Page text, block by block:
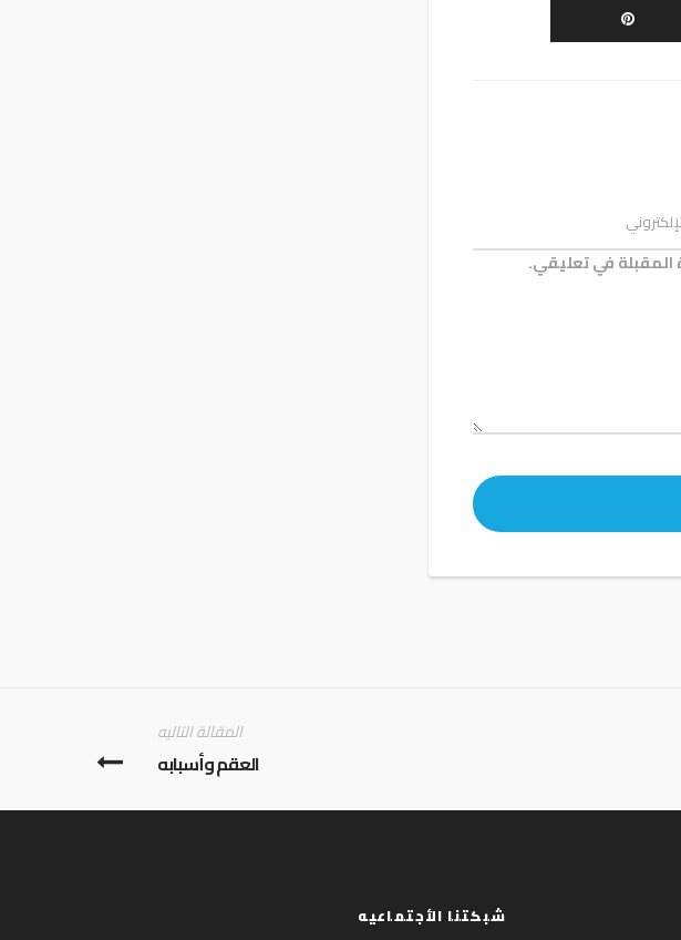
المقبلة في تعليقي.
المقالة التاليه
العقم وأسبابه
شبكتنا الأجتماعيه